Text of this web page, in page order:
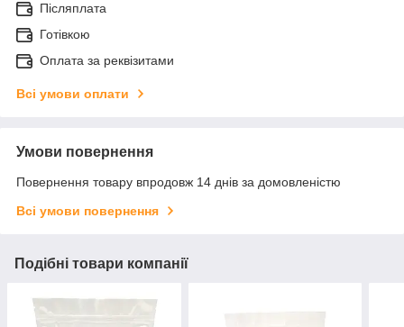
Післяплата
Готівкою
Оплата за реквізитами
Всі умови оплати
Умови повернення
Повернення товару впродовж 14 днів за домовленістю
Всі умови повернення
Подібні товари компанії